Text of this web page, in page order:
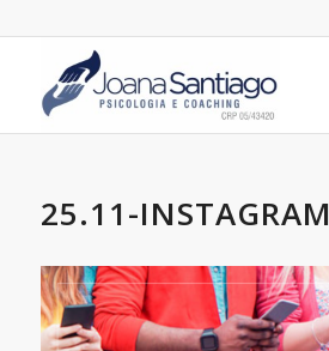
25.11-INSTAGRAM